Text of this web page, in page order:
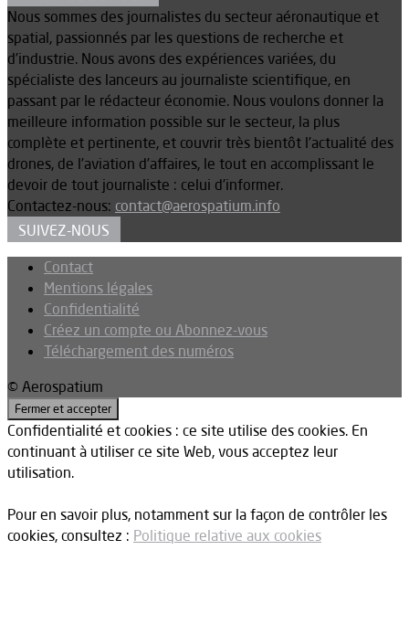
Nous sommes des journalistes du secteur aéronautique et
spatial, passionnés par les questions de recherche et
d’industrie. Nous avons des expériences variées, du
spécialiste des lanceurs au journaliste scientifique, en
passant par le rédacteur économie. Nous voulons donner la
meilleure information possible sur le secteur, la plus
complète et pertinente, et couvrir très bientôt l’actualité des
drones, de l’aviation d’affaires, le tout en accomplissant le
devoir de tout journaliste : celui d’informer.
Contactez-nous: contact@aerospatium.info
SUIVEZ-NOUS
Contact
Mentions légales
Confidentialité
Créez un compte ou Abonnez-vous
Téléchargement des numéros
© Aerospatium
Confidentialité et cookies : ce site utilise des cookies. En
continuant à utiliser ce site Web, vous acceptez leur
utilisation.
Pour en savoir plus, notamment sur la façon de contrôler les
cookies, consultez : Politique relative aux cookies